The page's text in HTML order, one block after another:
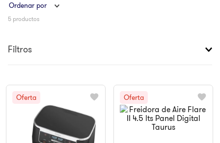
Ordenar por
5 productos
Filtros
samsung
8.
lavadora
ninja
pulsar